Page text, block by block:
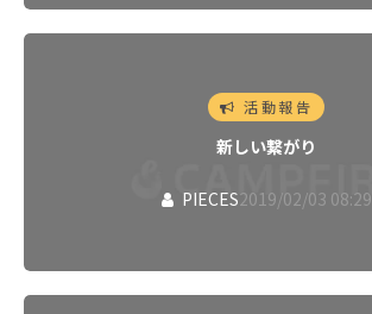
活動報告
新しい繋がり
PIECES2019/02/03 08:29